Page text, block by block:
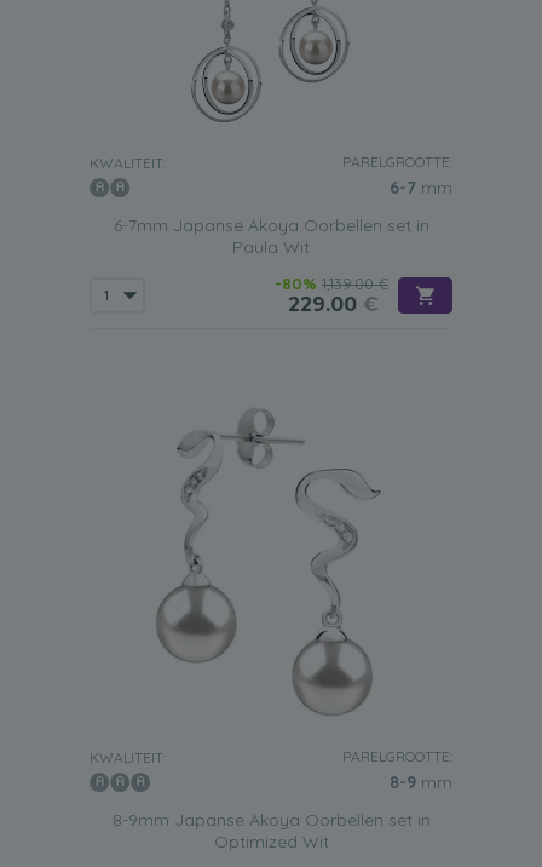
KWALITEIT: PARELGROOTTE:
6-7 mm
6-7mm Japanse Akoya Oorbellen set in
Paula Wit
-80% 1,139.00 €
229.00 €
KWALITEIT: PARELGROOTTE:
8-9 mm
8-9mm Japanse Akoya Oorbellen set in
Optimized Wit